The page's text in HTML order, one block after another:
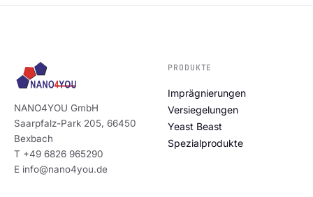
NANO4YOU GmbH
Saarpfalz-Park 205, 66450
Bexbach
T +49 6826 965290
E info@nano4you.de
PRODUKTE
Imprägnierungen
Versiegelungen
Yeast Beast
Spezialprodukte